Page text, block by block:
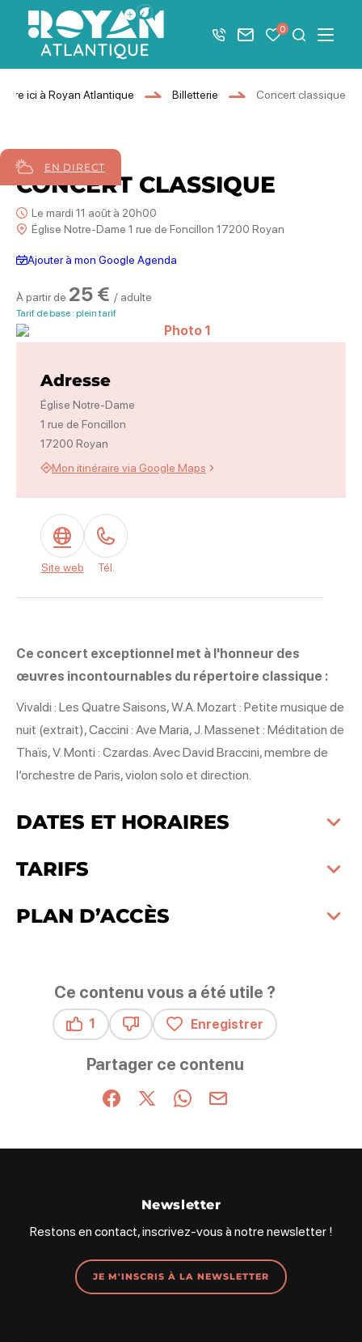
Afficher la barre de navigation du mode éco
Royan Atlantique
+33 5 46 08 21 00
Nous contacter
Mes favoris
0 JeMenu
Vivre ici à Royan Atlantique Billetterie Concert classique
EN DIRECT
11 août 2026
CONCERT CLASSIQUE
Le mardi 11 août à 20h00
Église Notre-Dame 1 rue de Foncillon 17200 Royan
Ajouter à mon Google Agenda
Ce concert exceptionnel met à l'honneur des
œuvres incontournables du répertoire classique :
Vivaldi : Les Quatre Saisons, W.A. Mozart : Petite musique de
nuit (extrait), Caccini : Ave Maria, J. Massenet : Méditation de
Thaïs, V. Monti : Czardas. Avec David Braccini, membre de
l’orchestre de Paris, violon solo et direction.
DATES ET HORAIRES
TARIFS
PLAN D’ACCÈS
À partir de 25 € / adulte
Tarif de base : plein tarif
Photo 1
Adresse
Église Notre-Dame
1 rue de Foncillon
17200 Royan
Mon itinéraire via Google Maps
Site web Tél.
Ce contenu vous a été utile ?
1
Enregistrer
Partager ce contenu
Partager sur Facebook (nouvelle fenêtre)
Partager sur X / Twitter (nouvelle
Partager sur WhatsApp
Partager par mail
Newsletter
Restons en contact, inscrivez-vous à notre newsletter !
JE M'INSCRIS À LA NEWSLETTER